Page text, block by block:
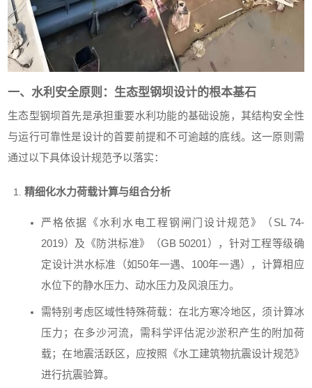
一、水利安全原则：生态型钢坝设计的根本基石
生态型钢坝首先是承担重要水利功能的基础设施，其结构安全性
与运行可靠性是设计的首要前提和不可逾越的底线。这一原则需
通过以下具体设计规范予以落实：
精细化水力荷载计算与组合分析
严格依据《水利水电工程钢闸门设计规范》（SL 74-
2019）及《防洪标准》（GB 50201），针对工程等级确
定设计洪水标准（如50年一遇、100年一遇），计算相应
水位下的静水压力、动水压力及风浪压力。
需特别考虑区域性特殊荷载：在北方寒冷地区，须计算冰
压力；在多沙河流，需科学评估泥沙淤积产生的附加荷
载；在地震活跃区，应按照《水工建筑物抗震设计规范》
进行抗震验算。